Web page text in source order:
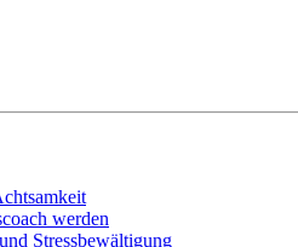
werden
Stressbewältigung